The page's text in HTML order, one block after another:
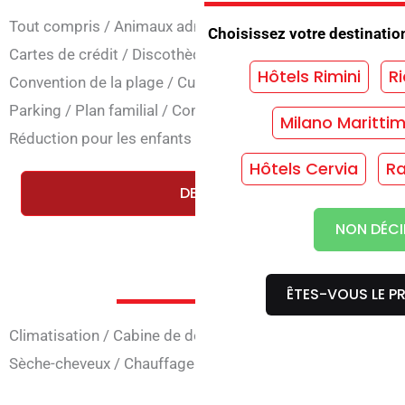
Choisissez votre
Hôtels Rimini
Milano
Hôtels Cervia
NON
ÊTES-VOUS LE
Tout compris / Animaux admis/Ouverture des ponts /
Cartes de crédit / Discothèques de congrès
Convention de la plage / Cuisine végétarienne/Front de
Parking / Plan familial / Concierge de nuit/Restaurant/
Réduction pour les enfants
Près de la mer/Wi-Fi dans
DEMANDEZ UN DEVIS GRATUIT
Services
Climatisation / Cabine de douche
Sèche-cheveux / Chauffage